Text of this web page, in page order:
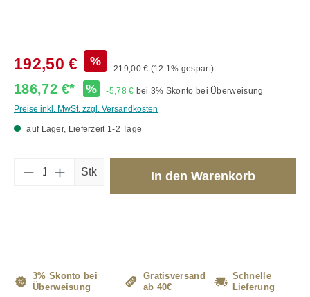
192,50 € %
219,00 € (12.1% gespart)
186,72 €* % -5,78 € bei 3% Skonto bei Überweisung
Preise inkl. MwSt. zzgl. Versandkosten
auf Lager, Lieferzeit 1-2 Tage
Produkt Anzahl: Gib den gewünschten
Stk In den Warenkorb
3% Skonto bei
Überweisung
Gratisversand
ab 40€
Schnelle
Lieferung